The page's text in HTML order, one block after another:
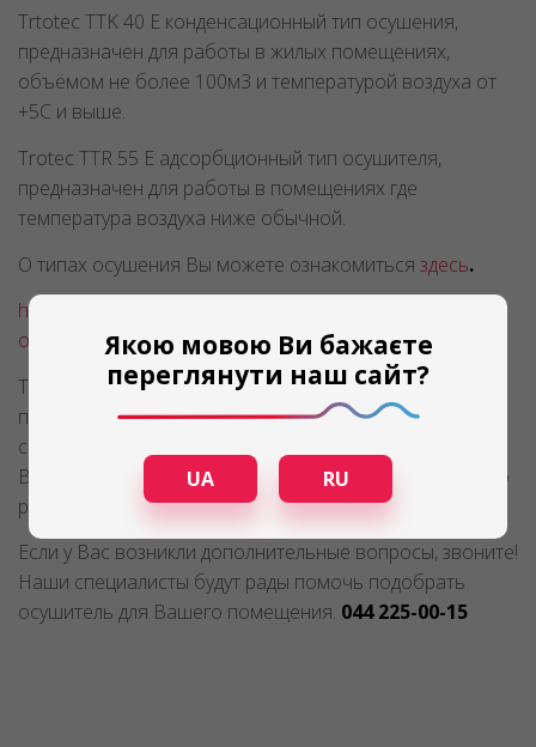
Trtotec TTK 40 E конденсационный тип осушения,
предназначен для работы в жилых помещениях,
объёмом не более 100м3 и температурой воздуха от
+5C и выше.
Trotec TTR 55 E адсорбционный тип осушителя,
предназначен для работы в помещениях где
температура воздуха ниже обычной.
О типах осушения Вы можете ознакомиться здесь.
https://osushiteli.ua/tipy-osushitelei-vozdukha-i-printsipy-
osusheniya
Так, приобретая осушитель воздуха Тротек Вы
получаете продукт немецкого качества по
сравнительно невысокой цене.
В ближайшее время мы ждем пополнения модельного
ряда данного оборудования.
Если у Вас возникли дополнительные вопросы, звоните!
Наши специалисты будут рады помочь подобрать
осушитель для Вашего помещения. 044 225-00-15
Якою мовою Ви бажаєте
переглянути наш сайт?
UA RU